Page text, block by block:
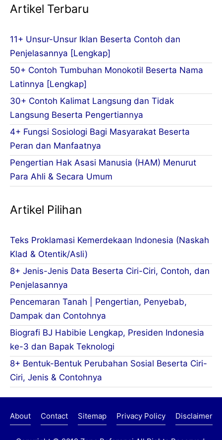
Artikel Terbaru
11+ Unsur-Unsur Iklan Beserta Contoh dan
Penjelasannya [Lengkap]
50+ Contoh Tumbuhan Monokotil Beserta Nama
Latinnya [Lengkap]
30+ Contoh Kalimat Langsung dan Tidak
Langsung Beserta Pengertiannya
4+ Fungsi Sosiologi Bagi Masyarakat Beserta
Peran dan Manfaatnya
Pengertian Hak Asasi Manusia (HAM) Menurut
Para Ahli & Secara Umum
Artikel Pilihan
Teks Proklamasi Kemerdekaan Indonesia (Naskah
Klad & Otentik/Asli)
8+ Jenis-Jenis Data Beserta Ciri-Ciri, Contoh, dan
Penjelasannya
Pencemaran Tanah | Pengertian, Penyebab,
Dampak dan Contohnya
Biografi BJ Habibie Lengkap, Presiden Indonesia
ke-3 dan Bapak Teknologi
8+ Bentuk-Bentuk Perubahan Sosial Beserta Ciri-
Ciri, Jenis & Contohnya
About Contact Sitemap Privacy Policy Disclaimer